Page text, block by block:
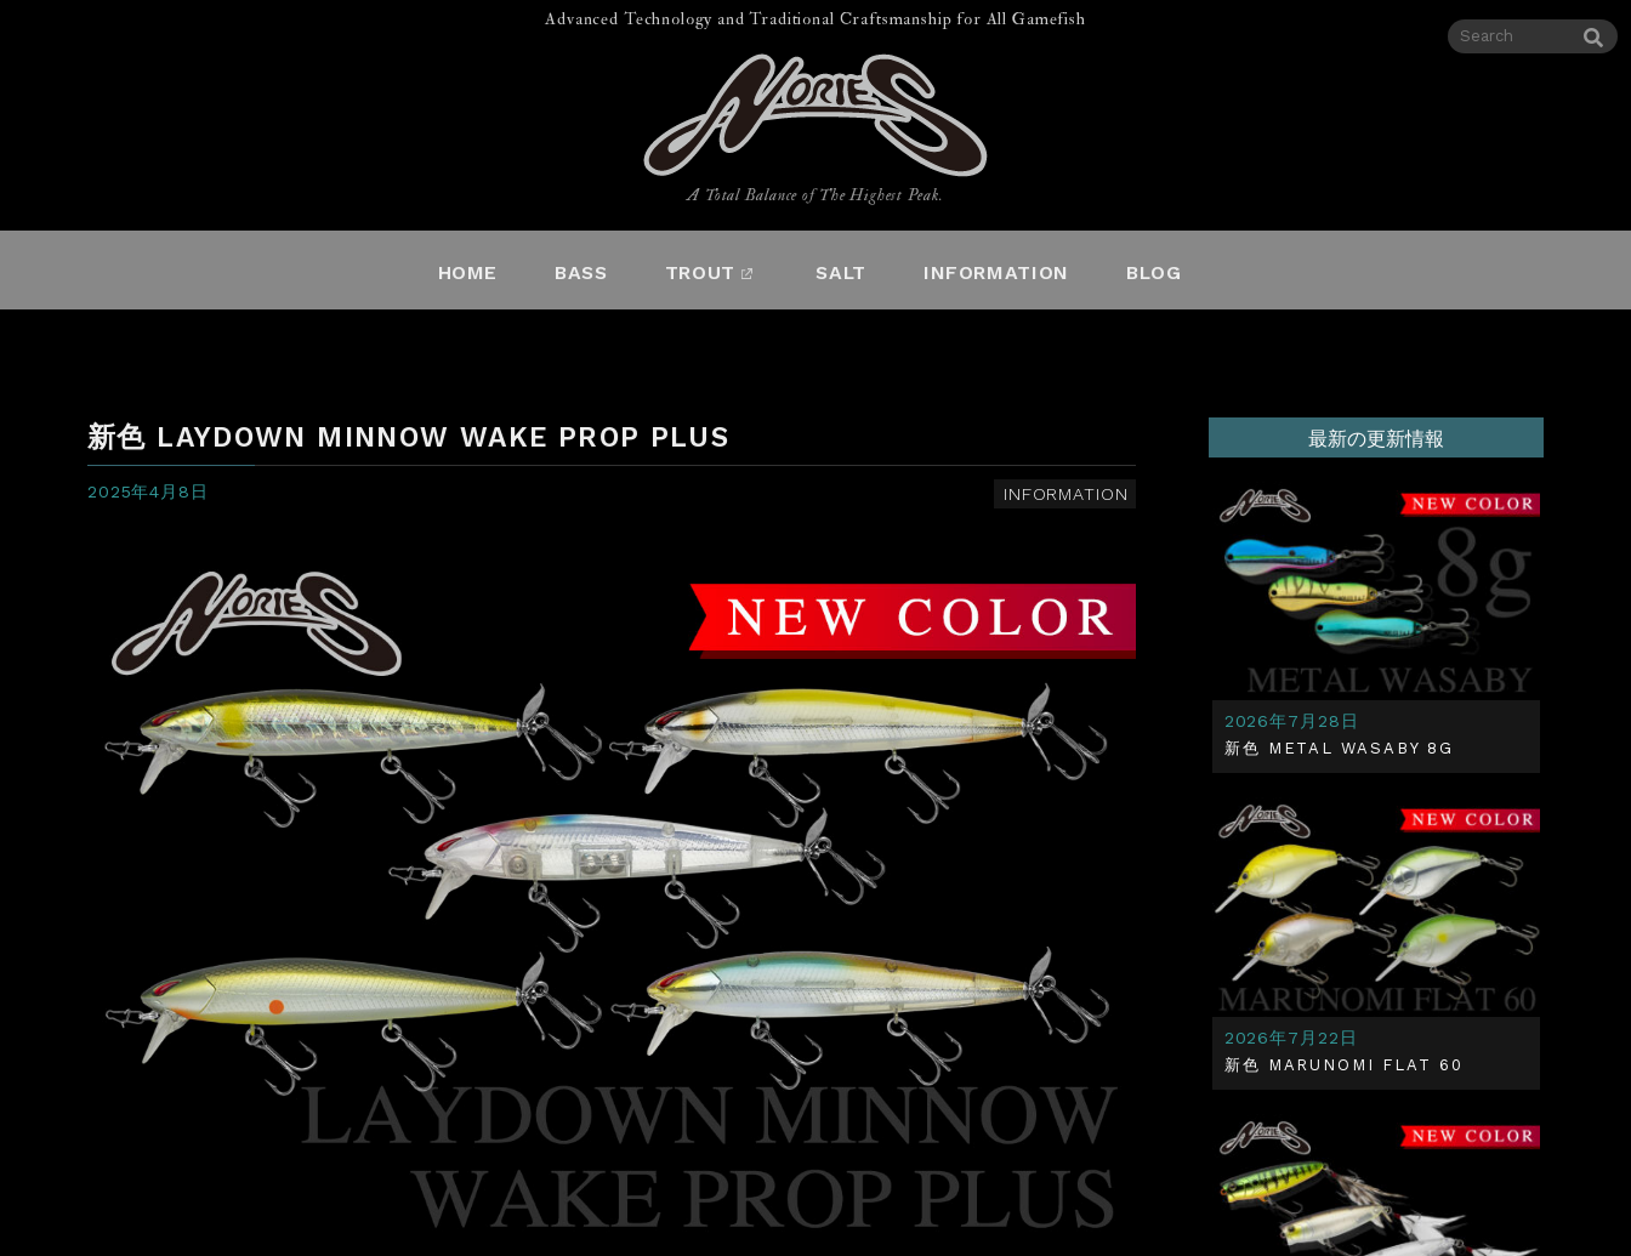
HOME BASS TROUT SALT INFORMATION BLOG
Advanced Technology and Traditional Craftsmanship for All Gamefish
A Total Balance of The Highest Peak.
新色 LAYDOWN MINNOW WAKE PROP PLUS
2025年4月8日 INFORMATION
最新の更新情報
2026年7月28日
新色 METAL WASABY 8G
2026年7月22日
新色 MARUNOMI FLAT 60